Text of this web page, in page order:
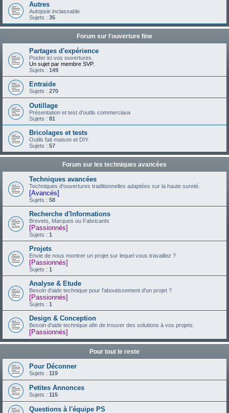
Autres
Autopsie inclassable
Sujets : 35
Forum sur l'ouverture fine
Partages d'expérience
Poster ici vos ouvertures.
Un sujet par membre SVP.
Sujets : 149
Entraide
Sujets : 270
Outillage
Présentation et test d'outils commerciaux
Sujets : 81
Bricolages et tests
Outils fait maison et DIY
Sujets : 57
Forum sur les techniques avancées
Techniques avancées
Techniques d'ouvertures traditionnelles adaptées sur la haute sureté.
[Avancés]
Sujets : 58
Recherche d'Informations
Brevets, Marques ou Fabricants
[Passionnés]
Sujets : 1
Projets
Envie de nous montrer un projet sur lequel vous travaillez ?
[Passionnés]
Sujets : 1
Analyse & Etude
Besoin d'aide technique pour l'aboutissement d'un projet ?
[Passionnés]
Sujets : 1
Design & Conception
Besoin d'aide technique afin de trouver des solutions à vos projets.
[Passionnés]
Pour tout le reste
Pour Déconner
Sujets : 119
Petites Annonces
Sujets : 115
Questions à l'équipe PS